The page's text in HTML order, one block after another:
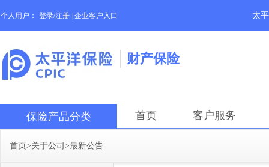
个人用户： 登录/注册 企业客户入口 太
财产保险
保险产品分类 首页 客户服务
首页>关于公司 >最新公告